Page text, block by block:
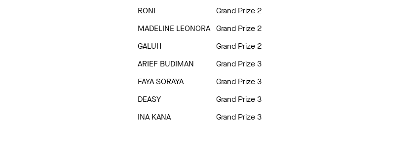
RONI
Grand Prize 2
MADELINE LEONORA Grand Prize 2
GALUH
Grand Prize 2
ARIEF BUDIMAN
Grand Prize 3
FAYA SORAYA
Grand Prize 3
DEASY
Grand Prize 3
INA KANA
Grand Prize 3